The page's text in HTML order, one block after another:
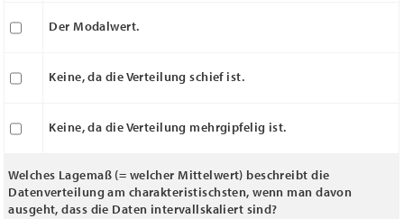
Der Modalwert.
Keine, da die Verteilung schief ist.
Keine, da die Verteilung mehrgipfelig ist.
Welches Lagemaß (= welcher Mittelwert) beschreibt die
Datenverteilung am charakteristischsten, wenn man davon
ausgeht, dass die Daten intervallskaliert sind?